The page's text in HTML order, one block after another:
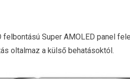
Super AMOLED panel
oltalmaz a külső behatásoktól.